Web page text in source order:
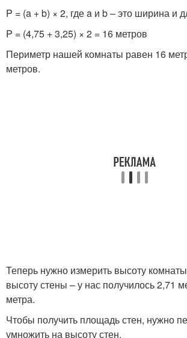
P = (a + b) × 2, где a и b – это ширина и
P = (4,75 + 3,25) × 2 = 16 метров
Периметр нашей комнаты равен 16
метров.
Теперь нужно измерить высоту
высоту стены – у нас получилось 2,71
метра.
Чтобы получить площадь стен, нужно
умножить на высоту стен.